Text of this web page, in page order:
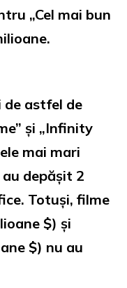
„Cel mai bun
de astfel de
și „Infinity
mai mari
depășit 2
Totuși, filme
$) și
$) nu au